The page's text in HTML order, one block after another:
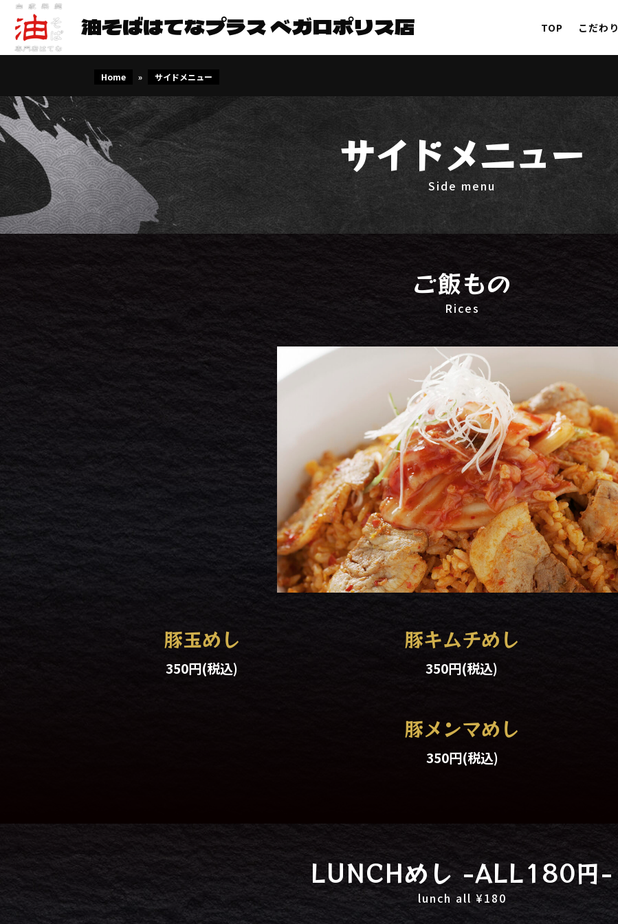
油そばはてなプラス ベガロポリス店 TOP こだわり
Home » サイドメニュー
サイドメニュー
Side menu
ご飯もの
Rices
豚玉めし
350円(税込)
豚キムチめし
350円(税込)
豚メンマめし
350円(税込)
LUNCHめし -ALL180円-
lunch all ¥180